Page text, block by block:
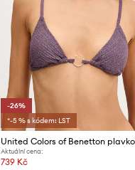
-26%
*-5 % s kódem: LST
Aktuální cena:
739 Kč